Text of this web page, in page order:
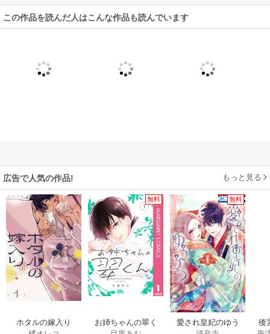
この作品を読んだ人はこんな作品も読んでいます
広告で人気の作品! もっと見る
ホタルの嫁入り
無料
お姉ちゃんの翠く
無料
愛され皇妃のゆう
後